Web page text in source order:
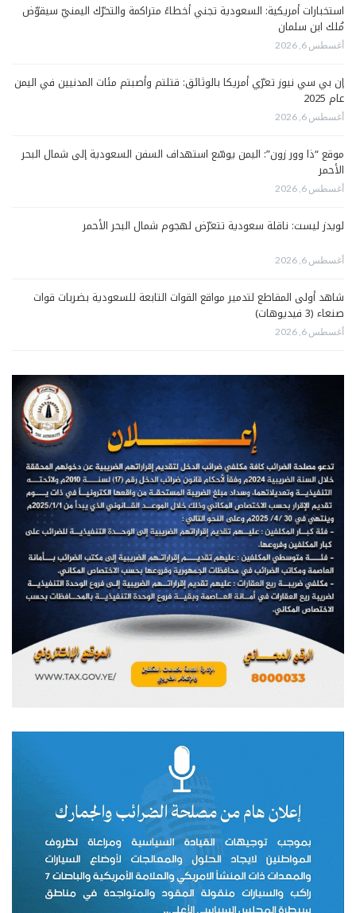
استخبارات أمريكية: السعودية تجني أخطاءً متراكمة والتحرّك اليمنيّ سيقوّض
مُلك ابن سلمان
أغسطس 6, 2026
إن بي سي نيوز تعرّي أمريكا بالوثائق: قتلتم وأصبتم مئات المدنيين في اليمن
عام 2025
أغسطس 6, 2026
موقع “ذا وور زون”: اليمن يوسّع استهداف السفن السعودية إلى شمال البحر
الأحمر
أغسطس 6, 2026
لويدز ليست: ناقلة سعودية تتعرّض لهجوم شمال البحر الأحمر
أغسطس 6, 2026
شاهد أولى المقاطع لتدمير مواقع القوات التابعة للسعودية بضربات قوات
صنعاء (3 فيديوهات)
أغسطس 6, 2026